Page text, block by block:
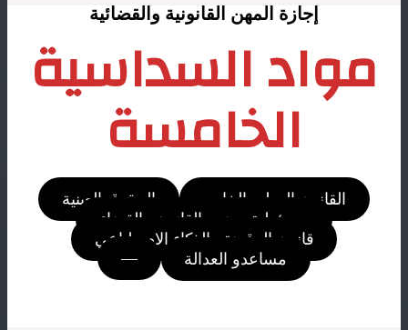
إجازة المهن القانونية والقضائية
مواد السداسية
الخامسة
القانون الدولي الخاص
الحقوق العينية
مسؤولية مهنيي القانون والقضاء
قانون الرقمنة والذكاء الاصطناعي
مساعدو العدالة
—